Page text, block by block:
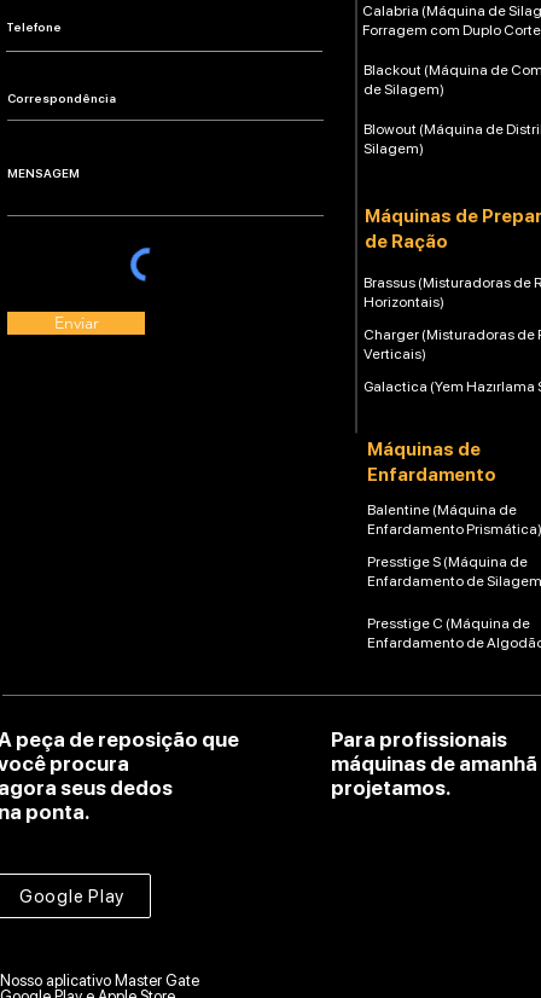
Enviar
Calabria (Máquina de
Forragem com Duplo
Blackout (Máquina de
de Silagem)
Blowout (Máquina de
Silagem)
Máquinas de
de Ração
Brassus (Misturadoras de
Horizontais)
Charger (Misturadoras de
Verticais)
Galactica (Yem Hazırlama
Máquinas de
Enfardamento
Balentine (Máquina de
Enfardamento Prismática)
Presstige S (Máquina de
Enfardamento de
Presstige C (Máquina de
Enfardamento de
peça de reposição que
procura
seus dedos
ponta.
Para profissionais
máquinas de amanhã
projetamos.
Google Play
Nosso aplicativo Master Gate